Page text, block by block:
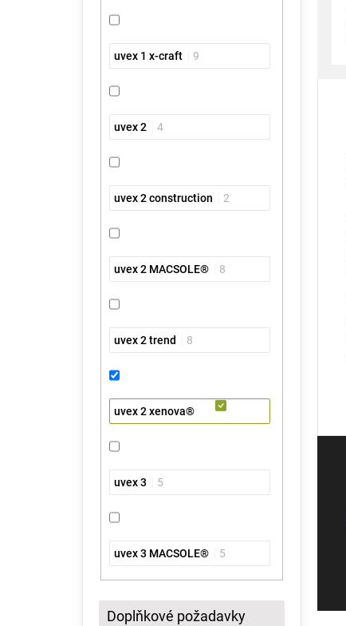
uvex 1 x-craft 9
uvex 2 4
uvex 2 construction 2
uvex 2 MACSOLE® 8
uvex 2 trend 8
uvex 2 xenova®
uvex 3 5
uvex 3 MACSOLE® 5
Doplňkové požadavky